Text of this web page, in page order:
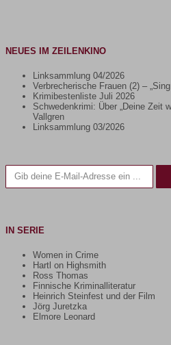
NEUES IM ZEILENKINO
Linksammlung 04/2026
Verbrecherische Frauen (2) –
Krimibestenliste Juli 2026
Schwedenkrimi: Über „Deine Zeit
Vallgren
Linksammlung 03/2026
Gib deine E-Mail-Adresse ein ...
IN SERIE
Women in Crime
Hartl on Highsmith
Ross Thomas
Finnische Kriminalliteratur
Heinrich Steinfest und der Film
Jörg Juretzka
Elmore Leonard